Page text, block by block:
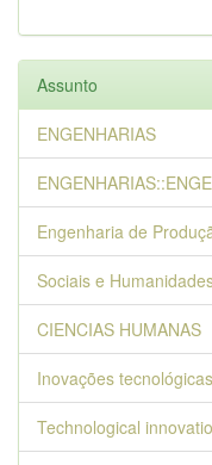
Assunto
ENGENHARIAS
Engenharia de
Sociais e
CIENCIAS HUMANAS
Inovações tecnológicas
Technological